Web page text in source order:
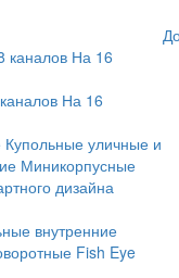
каналов На 16
На 16
Купольные уличные и
Миникорпусные
дизайна
внутренние
Fish Eye